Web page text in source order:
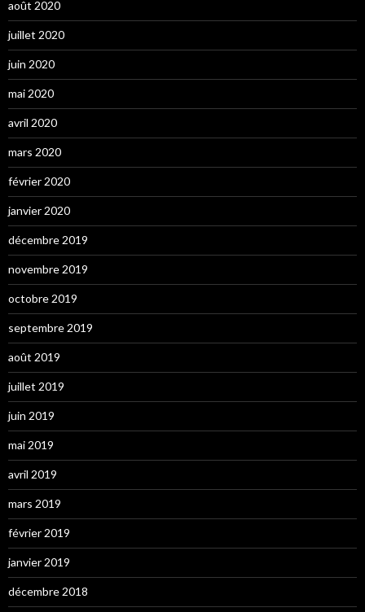
août 2020
juillet 2020
juin 2020
mai 2020
avril 2020
mars 2020
février 2020
janvier 2020
décembre 2019
novembre 2019
octobre 2019
septembre 2019
août 2019
juillet 2019
juin 2019
mai 2019
avril 2019
mars 2019
février 2019
janvier 2019
décembre 2018